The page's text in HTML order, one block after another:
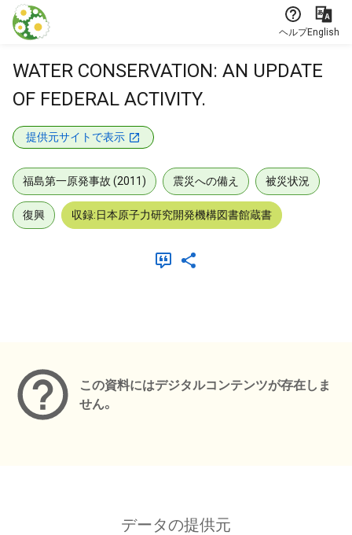
本文に飛ぶ
ヘルプEnglish
WATER CONSERVATION: AN UPDATE
OF FEDERAL ACTIVITY.
提供元サイトで表示
福島第一原発事故 (2011) 震災への備え 被災状況
復興 収録:日本原子力研究開発機構図書館蔵書
この資料にはデジタルコンテンツが存在しま
せん。
データの提供元